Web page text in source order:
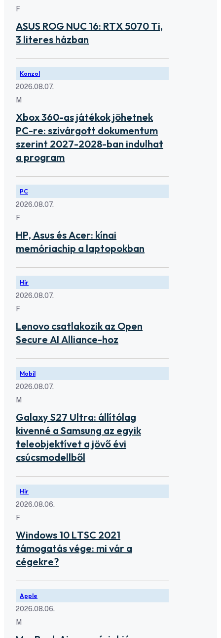
F
ASUS ROG NUC 16: RTX 5070 Ti,
3 literes házban
Konzol
2026.08.07.
M
Xbox 360-as játékok jöhetnek
PC-re: szivárgott dokumentum
szerint 2027-2028-ban indulhat
a program
PC
2026.08.07.
F
HP, Asus és Acer: kínai
memóriachip a laptopokban
Hír
2026.08.07.
F
Lenovo csatlakozik az Open
Secure AI Alliance-hoz
Mobil
2026.08.07.
M
Galaxy S27 Ultra: állítólag
kivenné a Samsung az egyik
teleobjektívet a jövő évi
csúcsmodellből
Hír
2026.08.06.
F
Windows 10 LTSC 2021
támogatás vége: mi vár a
cégekre?
Apple
2026.08.06.
M